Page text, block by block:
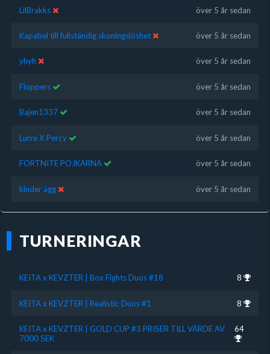
LilBrakks över 5 år sedan
Kapabel till fullständig skoningslöshet över 5 år sedan
yhyh över 5 år sedan
Floppers över 5 år sedan
Bajen1337 över 5 år sedan
Lurre X Percy över 5 år sedan
FORTNITE POJKARNA över 5 år sedan
kinder ägg över 5 år sedan
TURNERINGAR
KEITA x KEVZTER | Box Fights Duos #18 8
KEITA x KEVZTER | Realistic Duos #1 8
KEITA x KEVZTER | GOLD CUP #3 PRISER TILL VÄRDE AV
7000 SEK
64